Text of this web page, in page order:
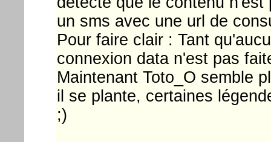
un sms avec une url de
Pour faire clair : Tant
connexion data n'est pas
Maintenant Toto_O semble
il se plante, certaines
;)